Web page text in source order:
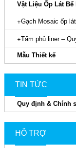
Vật Liệu Ốp Lát Bể
Gạch Mosaic ốp lát
Tấm phủ liner –
Mẫu Thiết kế
TIN TỨC
Quy định & Chính
HỖ TRỢ